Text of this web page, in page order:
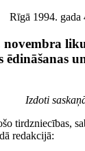
Rīgā 1994.
Izdoti
tirdzniecības,
redakcijā: